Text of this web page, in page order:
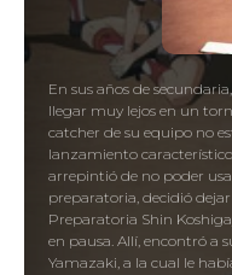
En sus años de
llegar muy lejos en un
catcher de su equipo no
lanzamiento
arrepintió de no poder
preparatoria, decidió
Preparatoria Shin
en pausa. Allí, encontró a
Yamazaki, a la cual le